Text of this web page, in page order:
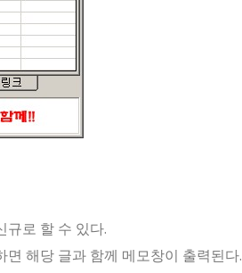
규로 할 수 있다.
해당 글과 함께 메모창이 출력된다.